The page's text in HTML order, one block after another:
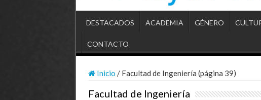
DESTACADOS ACADEMIA GÉNERO
CONTACTO
Inicio / Facultad de Ingeniería (página 39)
Facultad de Ingeniería